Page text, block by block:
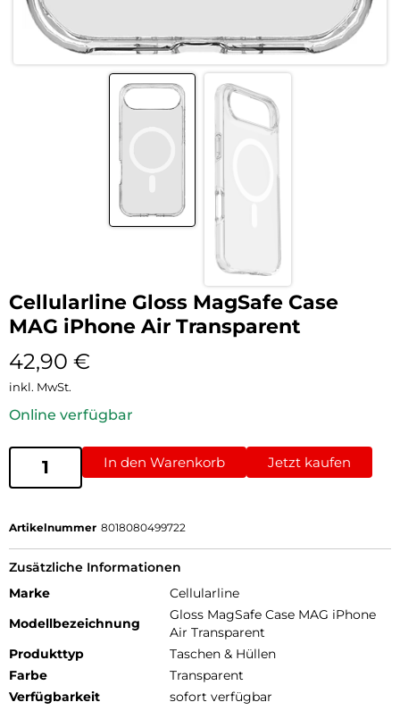
Cellularline Gloss MagSafe Case
MAG iPhone Air Transparent
42,90 €
inkl. MwSt.
Online verfügbar
In den Warenkorb Jetzt kaufen
Artikelnummer 8018080499722
Zusätzliche Informationen
Marke
Cellularline
Modellbezeichnung
Gloss MagSafe Case MAG iPhone
Air Transparent
Produkttyp
Taschen & Hüllen
Farbe
Transparent
Verfügbarkeit
sofort verfügbar